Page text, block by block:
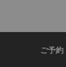
ご予約